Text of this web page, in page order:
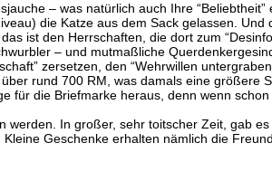
– was natürlich auch Ihre
die Katze aus dem Sack gelassen.
ist den Herrschaften, die dort zum
– und mutmaßliche
zersetzen, den “Wehrwillen
rund 700 RM, was damals eine größere
für die Briefmarke heraus, denn wenn
In großer, sehr toitscher Zeit, gab
Geschenke erhalten nämlich die